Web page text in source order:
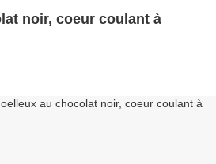
noir, coeur coulant à